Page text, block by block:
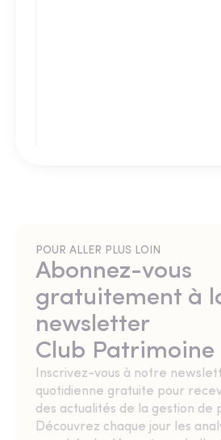
POUR ALLER PLUS LOIN
Abonnez-vous
gratuitement à
newsletter
Club Patrimoine
Inscrivez-vous à notre
quotidienne gratuite pour
des actualités de la gestion de
Découvrez chaque jour les